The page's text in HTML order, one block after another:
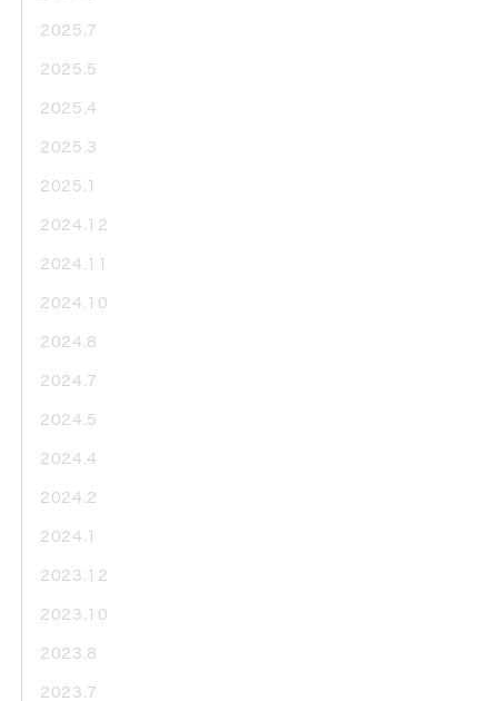
2025.7
2025.5
2025.4
2025.3
2025.1
2024.12
2024.11
2024.10
2024.8
2024.7
2024.5
2024.4
2024.2
2024.1
2023.12
2023.10
2023.8
2023.7